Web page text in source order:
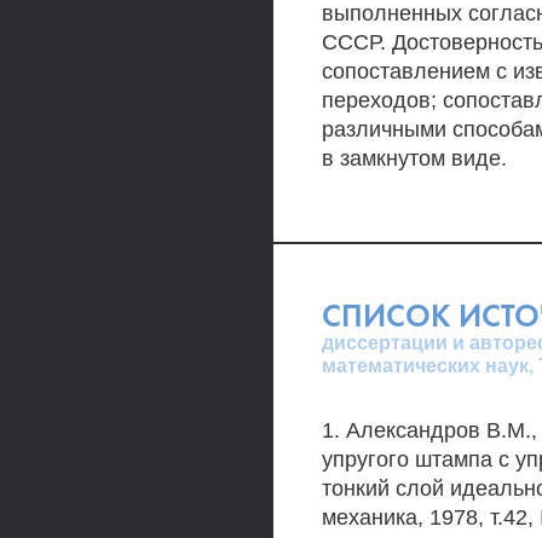
выполненных
СССР.
сопоставлением с
переходов;
различными
в замкнутом виде.
СПИСОК
диссертации и
математических
1. Александров
упругого штампа с
тонкий слой
механика, 1978,